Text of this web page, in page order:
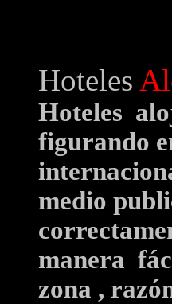
Hoteles
Hoteles
figurando
medio
manera
zona ,